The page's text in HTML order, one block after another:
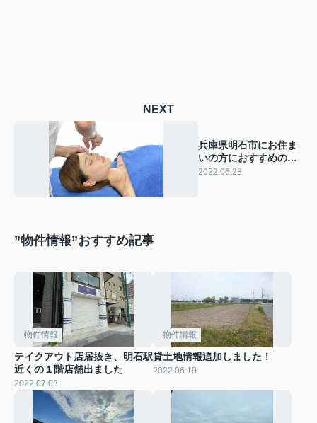
NEXT
兵庫県明石市にお住ま
いの方におすすめの鍼
灸院をご紹介
2022.06.28
”物件情報”おすすめ記事
物件情報
テイクアウト店居抜き、明石駅
近くの１階店舗出ました
2022.07.03
物件情報
貸土地情報追加しました！
2022.06.19